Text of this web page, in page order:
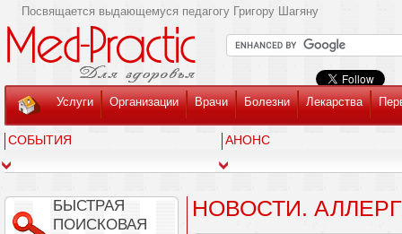
Посвящается выдающемуся педагогу Григору Шагяну
Услуги Организации Врачи Болезни Лекарства
СОБЫТИЯ АНОНС
БЫСТРАЯ
ПОИСКОВАЯ
НОВОСТИ.